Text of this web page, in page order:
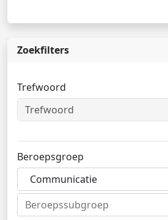
Zoekfilters
Trefwoord
Beroepsgroep
Communicatie